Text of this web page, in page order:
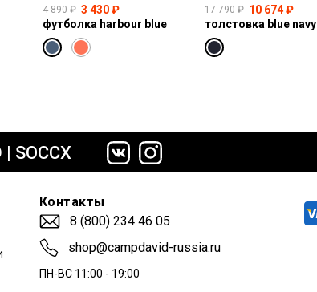
4 890 ₽ 3 430 ₽
футболка harbour blue
17 790 ₽ 10 674 ₽
толстовка blue navy
SOCCX
Контакты
8 (800) 234 46 05
shop@campdavid-russia.ru
ПН-ВС 11:00 - 19:00